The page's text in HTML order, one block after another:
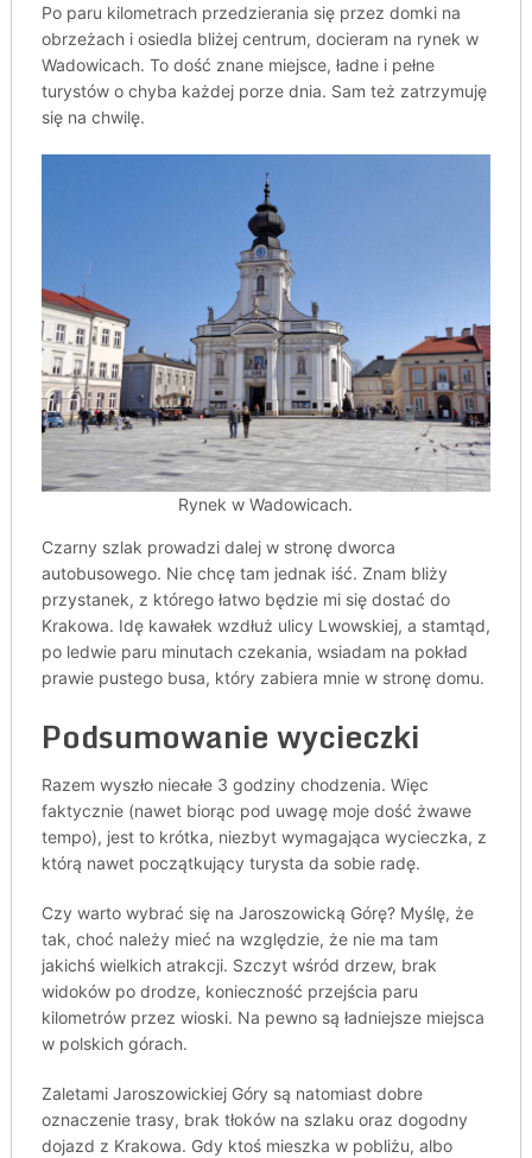
Po paru kilometrach przedzierania się przez domki na
obrzeżach i osiedla bliżej centrum, docieram na rynek w
Wadowicach. To dość znane miejsce, ładne i pełne
turystów o chyba każdej porze dnia. Sam też zatrzymuję
się na chwilę.
Rynek w Wadowicach.
Czarny szlak prowadzi dalej w stronę dworca
autobusowego. Nie chcę tam jednak iść. Znam bliży
przystanek, z którego łatwo będzie mi się dostać do
Krakowa. Idę kawałek wzdłuż ulicy Lwowskiej, a stamtąd,
po ledwie paru minutach czekania, wsiadam na pokład
prawie pustego busa, który zabiera mnie w stronę domu.
Podsumowanie wycieczki
Razem wyszło niecałe 3 godziny chodzenia. Więc
faktycznie (nawet biorąc pod uwagę moje dość żwawe
tempo), jest to krótka, niezbyt wymagająca wycieczka, z
którą nawet początkujący turysta da sobie radę.
Czy warto wybrać się na Jaroszowicką Górę? Myślę, że
tak, choć należy mieć na względzie, że nie ma tam
jakichś wielkich atrakcji. Szczyt wśród drzew, brak
widoków po drodze, konieczność przejścia paru
kilometrów przez wioski. Na pewno są ładniejsze miejsca
w polskich górach.
Zaletami Jaroszowickiej Góry są natomiast dobre
oznaczenie trasy, brak tłoków na szlaku oraz dogodny
dojazd z Krakowa. Gdy ktoś mieszka w pobliżu, albo